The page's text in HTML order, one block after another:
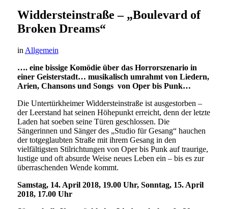
Widdersteinstraße – „Boulevard of
Broken Dreams“
in Allgemein
…. eine bissige Komödie über das Horrorszenario in
einer Geisterstadt… musikalisch umrahmt von Liedern,
Arien, Chansons und Songs von Oper bis Punk…
Die Untertürkheimer Widdersteinstraße ist ausgestorben –
der Leerstand hat seinen Höhepunkt erreicht, denn der letzte
Laden hat soeben seine Türen geschlossen. Die
Sängerinnen und Sänger des „Studio für Gesang“ hauchen
der totgeglaubten Straße mit ihrem Gesang in den
vielfältigsten Stilrichtungen von Oper bis Punk auf traurige,
lustige und oft absurde Weise neues Leben ein – bis es zur
überraschenden Wende kommt.
Samstag, 14. April 2018, 19.00 Uhr, Sonntag, 15. April
2018, 17.00 Uhr